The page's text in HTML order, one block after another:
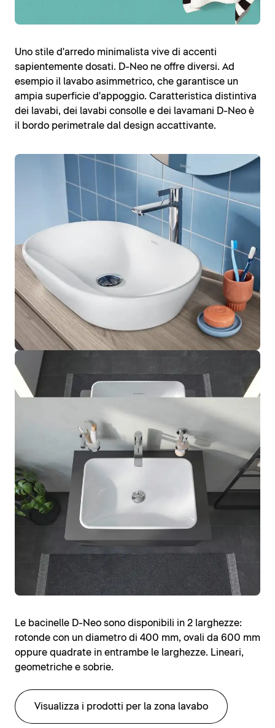
Uno stile d'arredo minimalista vive di accenti
sapientemente dosati. D-Neo ne offre diversi. Ad
esempio il lavabo asimmetrico, che garantisce un
ampia superficie d'appoggio. Caratteristica distintiva
dei lavabi, dei lavabi consolle e dei lavamani D-Neo è
il bordo perimetrale dal design accattivante.
Le bacinelle D-Neo sono disponibili in 2 larghezze:
rotonde con un diametro di 400 mm, ovali da 600 mm
oppure quadrate in entrambe le larghezze. Lineari,
geometriche e sobrie.
Visualizza i prodotti per la zona lavabo